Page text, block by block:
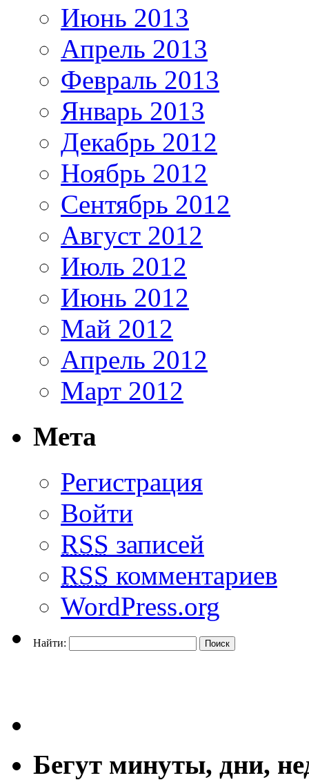
Июнь 2013
Апрель 2013
Февраль 2013
Январь 2013
Декабрь 2012
Ноябрь 2012
Сентябрь 2012
Август 2012
Июль 2012
Июнь 2012
Май 2012
Апрель 2012
Март 2012
Мета
Регистрация
Войти
RSS записей
RSS комментариев
WordPress.org
Найти:
Бегут минуты, дни,